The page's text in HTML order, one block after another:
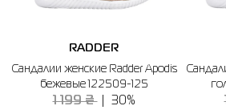
RADDER
Сандалии женские Radder Apodis
бежевые 122509-125
1 199 ₴ 30%